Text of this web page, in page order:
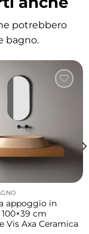
offre
tempo e
strong>
potrebbero
bagno.
appoggio in
cm
Vis Axa Ceramica